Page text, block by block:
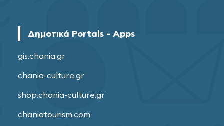
Δημοτικά Portals - Apps
gis.chania.gr
chania-culture.gr
shop.chania-culture.gr
chaniatourism.com